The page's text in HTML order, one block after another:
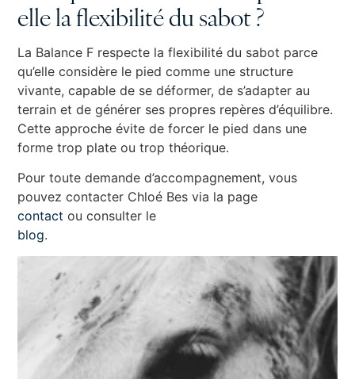
elle la flexibilité du sabot ?
La Balance F respecte la flexibilité du sabot parce
qu’elle considère le pied comme une structure
vivante, capable de se déformer, de s’adapter au
terrain et de générer ses propres repères d’équilibre.
Cette approche évite de forcer le pied dans une
forme trop plate ou trop théorique.
Pour toute demande d’accompagnement, vous
pouvez contacter Chloé Bes via la page
contact ou consulter le
blog.